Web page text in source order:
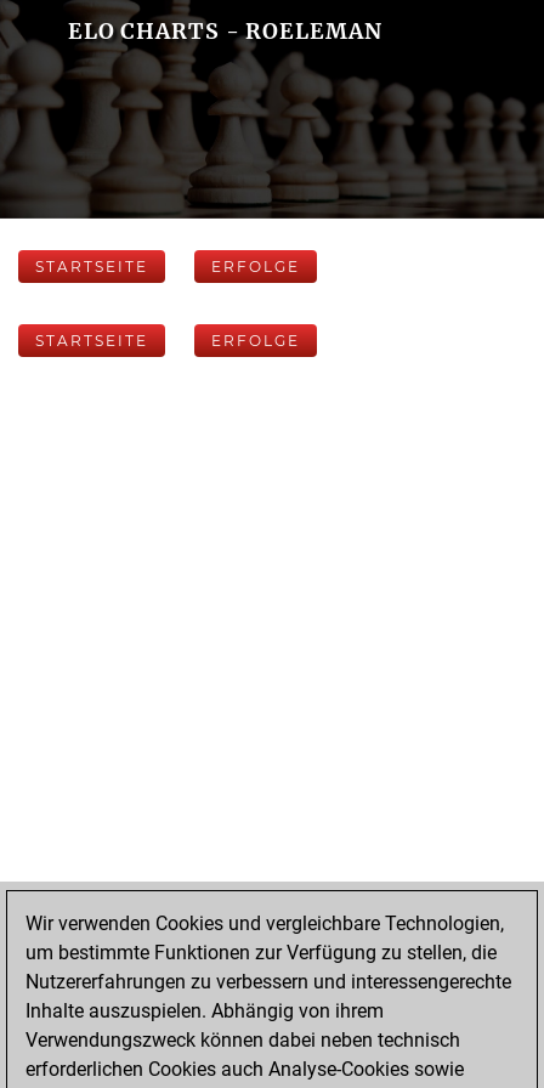
ELO CHARTS - ROELEMAN
STARTSEITE ERFOLGE
STARTSEITE ERFOLGE
Wir verwenden Cookies und vergleichbare Technologien,
um bestimmte Funktionen zur Verfügung zu stellen, die
Nutzererfahrungen zu verbessern und interessengerechte
Inhalte auszuspielen. Abhängig von ihrem
Verwendungszweck können dabei neben technisch
erforderlichen Cookies auch Analyse-Cookies sowie